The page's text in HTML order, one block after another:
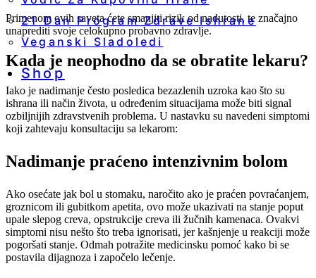
21 Dan Program Zdrave Ishrane
Veganski Sladoledi
Shop
Primenom ovih saveta ćete smanjiti rizik od nadutosti, te značajno
unaprediti svoje celokupno probavno zdravlje.
Kada je neophodno da se obratite lekaru?
Iako je nadimanje često posledica bezazlenih uzroka kao što su
ishrana ili način života, u određenim situacijama može biti signal
ozbiljnijih zdravstvenih problema. U nastavku su navedeni simptomi
koji zahtevaju konsultaciju sa lekarom:
Nadimanje praćeno intenzivnim bolom
Ako osećate jak bol u stomaku, naročito ako je praćen povraćanjem,
groznicom ili gubitkom apetita, ovo može ukazivati na stanje poput
upale slepog creva, opstrukcije creva ili žučnih kamenaca. Ovakvi
simptomi nisu nešto što treba ignorisati, jer kašnjenje u reakciji može
pogoršati stanje. Odmah potražite medicinsku pomoć kako bi se
postavila dijagnoza i započelo lečenje.